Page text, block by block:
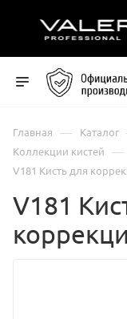
Главная — Каталог
Коллекции кистей —
V181 Кисть для
V181